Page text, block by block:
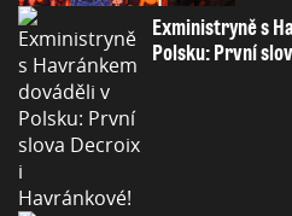
Exministryně s
Polsku: První